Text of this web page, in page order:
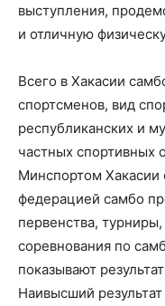
выступления,
и отличную
Всего в Хакасии
спортсменов, вид
республиканских и
частных спортивных
Минспортом Хакасии
федерацией самбо
первенства,
соревнования по
показывают
Наивысший